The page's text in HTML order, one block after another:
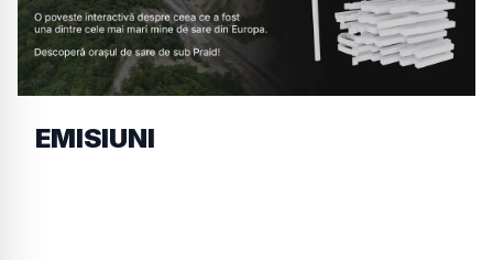
EMISIUNI